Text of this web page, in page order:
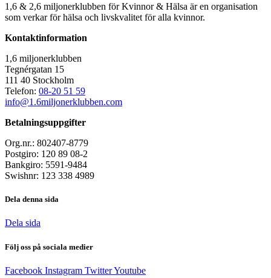
1,6 & 2,6 miljonerklubben för Kvinnor & Hälsa är en organisation
som verkar för hälsa och livskvalitet för alla kvinnor.
Kontaktinformation
1,6 miljonerklubben
Tegnérgatan 15
111 40 Stockholm
Telefon: 08-20 51 59
info@1.6miljonerklubben.com
Betalningsuppgifter
Org.nr.: 802407-8779
Postgiro: 120 89 08-2
Bankgiro: 5591-9484
Swishnr: 123 338 4989
Dela denna sida
Dela sida
Följ oss på sociala medier
Facebook Instagram TwitterYoutube